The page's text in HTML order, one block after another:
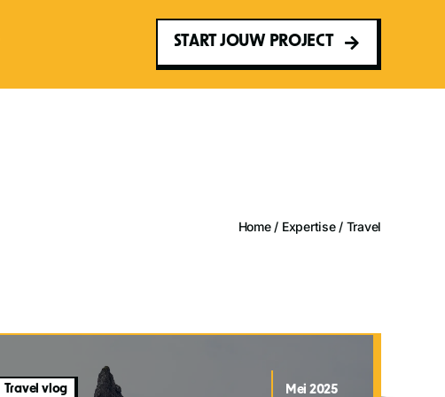
START JOUW PROJECT
Home/ Expertise/ Travel
Travel vlog Mei 2025